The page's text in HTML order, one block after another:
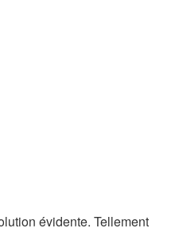
évidente. Tellement